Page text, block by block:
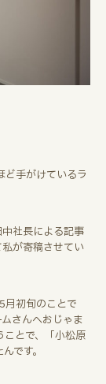
ど手がけているラ
社長による記事
が寄稿させてい
月初旬のことで
さんへおじゃま
とで、「小松原
です。